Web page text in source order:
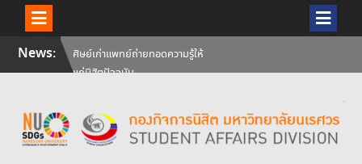
SkipNews:
ศิษย์เก่าแพทย์ถ่ายทอดความรู้ให้
แก่นิสิตปัจจุบัน
นเรศวร ครบรอบ 36 ปี 29
กรกฎาคม 2569
สัมภาษณ์นิสิตเพื่อพิจารณาเข้ารับ